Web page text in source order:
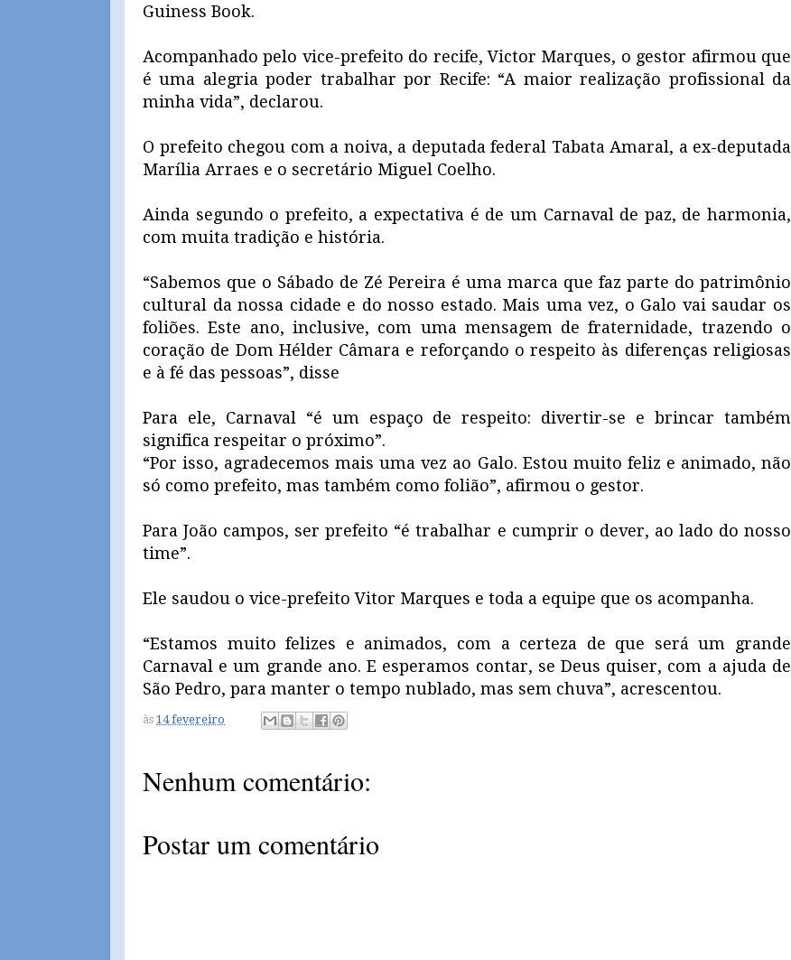
Guiness Book.
Acompanhado pelo vice-prefeito do recife, Victor Marques, o gestor afirmou que
é uma alegria poder trabalhar por Recife: “A maior realização profissional da
minha vida”, declarou.
O prefeito chegou com a noiva, a deputada federal Tabata Amaral, a ex-deputada
Marília Arraes e o secretário Miguel Coelho.
Ainda segundo o prefeito, a expectativa é de um Carnaval de paz, de harmonia,
com muita tradição e história.
“Sabemos que o Sábado de Zé Pereira é uma marca que faz parte do patrimônio
cultural da nossa cidade e do nosso estado. Mais uma vez, o Galo vai saudar os
foliões. Este ano, inclusive, com uma mensagem de fraternidade, trazendo o
coração de Dom Hélder Câmara e reforçando o respeito às diferenças religiosas
e à fé das pessoas”, disse
Para ele, Carnaval “é um espaço de respeito: divertir-se e brincar também
significa respeitar o próximo”.
“Por isso, agradecemos mais uma vez ao Galo. Estou muito feliz e animado, não
só como prefeito, mas também como folião”, afirmou o gestor.
Para João campos, ser prefeito “é trabalhar e cumprir o dever, ao lado do nosso
time”.
Ele saudou o vice-prefeito Vitor Marques e toda a equipe que os acompanha.
“Estamos muito felizes e animados, com a certeza de que será um grande
Carnaval e um grande ano. E esperamos contar, se Deus quiser, com a ajuda de
São Pedro, para manter o tempo nublado, mas sem chuva”, acrescentou.
às 14 fevereiro
Nenhum comentário:
Postar um comentário